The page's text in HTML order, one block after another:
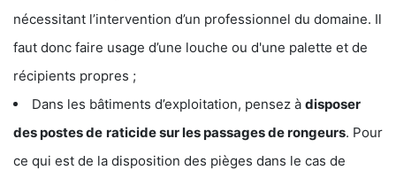
nécessitant l’intervention d’un professionnel du domaine. Il
faut donc faire usage d’une louche ou d'une palette et de
récipients propres ;
Dans les bâtiments d’exploitation, pensez à disposer
des postes de raticide sur les passages de rongeurs. Pour
ce qui est de la disposition des pièges dans le cas de